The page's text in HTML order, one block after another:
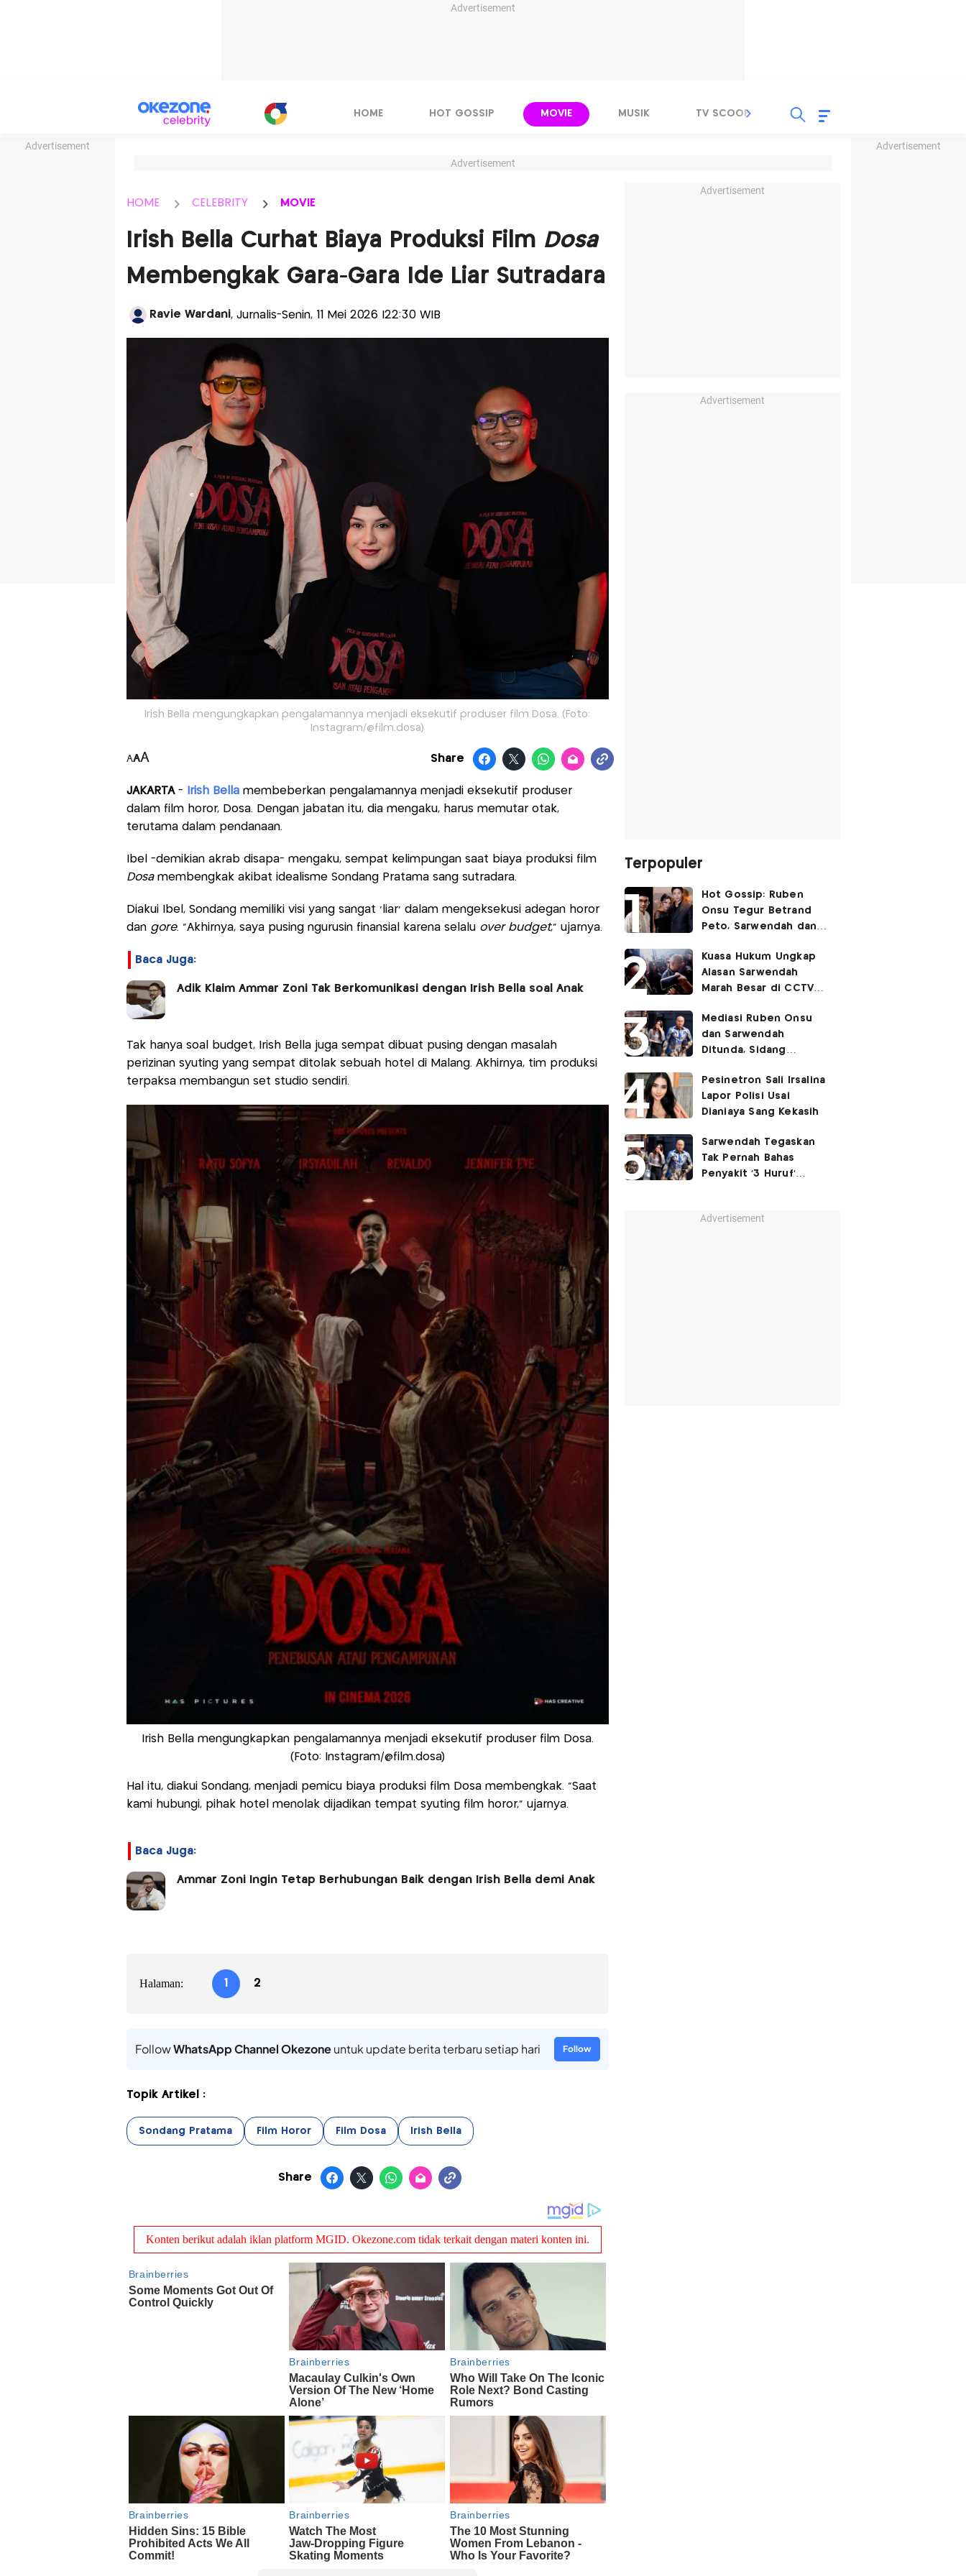
Advertisement
Advertisement Advertisement
HOME HOT GOSSIP MOVIE MUSIK TV SCOOP LIRIK
Advertisement
HOME CELEBRITY MOVIE
Irish Bella Curhat Biaya Produksi Film Dosa
Membengkak Gara-Gara Ide Liar Sutradara
Ravie Wardani, Jurnalis-Senin, 11 Mei 2026 |22:30 WIB
Irish Bella mengungkapkan pengalamannya menjadi eksekutif produser film Dosa. (Foto:
Instagram/@film.dosa)
AAA Share
JAKARTA- Irish Bellamembeberkan pengalamannya menjadi eksekutif produser
dalam film horor, Dosa. Dengan jabatan itu, dia mengaku, harus memutar otak,
terutama dalam pendanaan.
Ibel -demikian akrab disapa- mengaku, sempat kelimpungan saat biaya produksi film
Dosamembengkak akibat idealisme Sondang Pratama sang sutradara.
Diakui Ibel, Sondang memiliki visi yang sangat ‘liar’ dalam mengeksekusi adegan horor
dan gore. “Akhirnya, saya pusing ngurusin finansial karena selalu over budget,” ujarnya.
Baca Juga:
Adik Klaim Ammar Zoni Tak Berkomunikasi dengan Irish Bella soal Anak
Tak hanya soal budget, Irish Bella juga sempat dibuat pusing dengan masalah
perizinan syuting yang sempat ditolak sebuah hotel di Malang. Akhirnya, tim produksi
terpaksa membangun set studio sendiri.
Irish Bella mengungkapkan pengalamannya menjadi eksekutif produser film Dosa.
(Foto: Instagram/@film.dosa)
Hal itu, diakui Sondang, menjadi pemicu biaya produksi film Dosa membengkak. “Saat
kami hubungi, pihak hotel menolak dijadikan tempat syuting film horor,” ujarnya.
Baca Juga:
Ammar Zoni Ingin Tetap Berhubungan Baik dengan Irish Bella demi Anak
Halaman: 1 2
FollowWhatsApp Channel Okezoneuntuk update berita terbaru setiap hari Follow
Topik Artikel :
Sondang Pratama Film Horor Film Dosa Irish Bella
Share
Advertisement
Advertisement
Terpopuler
Hot Gossip: Ruben
Onsu Tegur Betrand
Peto, Sarwendah dan
Kemesraan
Kuasa Hukum Ungkap
Alasan Sarwendah
Marah Besar di CCTV
Kecewa Mendalam
Mediasi Ruben Onsu
dan Sarwendah
Ditunda, Sidang
Pesinetron Sali Irsalina
Lapor Polisi Usai
Dianiaya Sang Kekasih
Sarwendah Tegaskan
Tak Pernah Bahas
Penyakit '3 Huruf'
Advertisement